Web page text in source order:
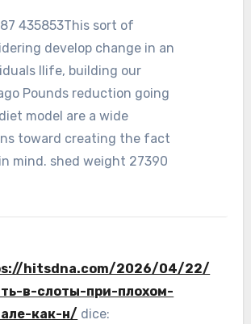
435853This sort of
develop change in an
llife, building our
Pounds reduction going
model are a wide
toward creating the fact
mind. shed weight 27390
hitsdna.com/2026/04/22/
в-слоты-при-плохом-
как-н/ dice: